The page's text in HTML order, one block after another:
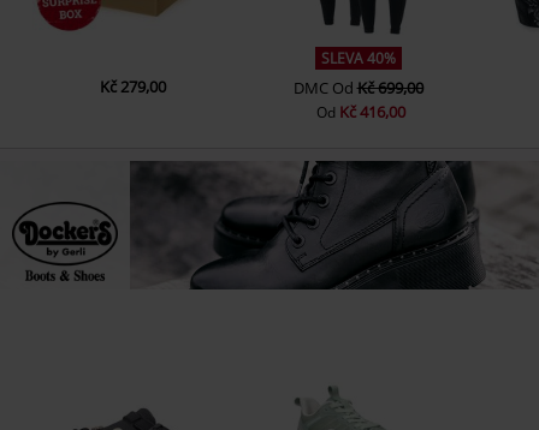
Kč 279,00
SLEVA 40%
DMC OdKč 699,00
Od Kč 416,00